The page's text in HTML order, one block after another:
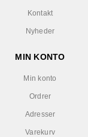
Kontakt
Nyheder
MIN KONTO
Min konto
Ordrer
Adresser
Varekurv